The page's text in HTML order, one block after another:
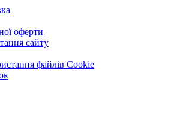
оферти
сайту
файлів Cookie